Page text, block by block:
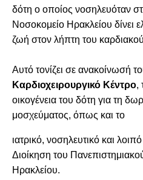
δότη ο οποίος νοσηλευόταν
Νοσοκομείο Ηρακλείου δίνει
ζωή στον λήπτη του
Αυτό τονίζει σε ανακοίνωσή
Καρδιοχειρουργικό Κέντρο,
οικογένεια του δότη για τη
μοσχεύματος, όπως και το
ιατρικό, νοσηλευτικό και
Διοίκηση του
Ηρακλείου.